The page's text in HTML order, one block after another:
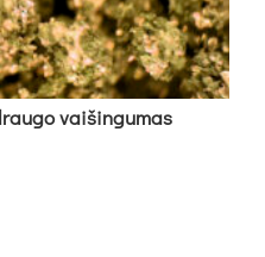
vai­šin­gu­mas